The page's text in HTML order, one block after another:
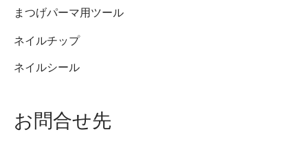
まつげパーマ用ツール
ネイルチップ
ネイルシール
お問合せ先